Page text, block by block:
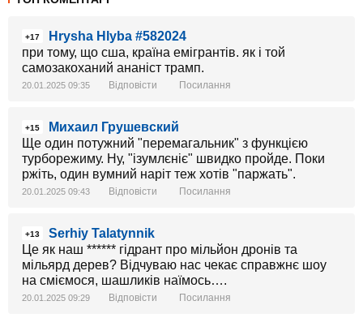
+17
Hrysha Hlyba #582024
при тому, що сша, країна емігрантів. як і той
самозакоханий ананіст трамп.
20.01.2025 09:35 Відповісти Посилання
+15
Михаил Грушевский
Ще один потужний "перемагальник" з функцією
турборежиму. Ну, "ізумлєніє" швидко пройде. Поки
ржіть, один вумний наріт теж хотів "паржать".
20.01.2025 09:43 Відповісти Посилання
+13
Serhiy Talatynnik
Це як наш ****** гідрант про мільйон дронів та
мільярд дерев? Відчуваю нас чекає справжнє шоу
на сміємося, шашликів наїмось….
20.01.2025 09:29 Відповісти Посилання